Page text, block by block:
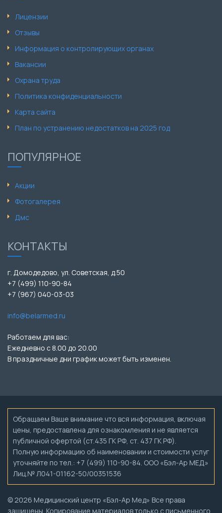
Лицензии
Отзывы
Информация о контролирующих органах
Вакансии
Охрана труда
Политика конфиденциальности
Карта сайта
План по устранению недостатков на 2025 год
ПОПУЛЯРНОЕ
Акции
Фотогалерея
Дмс
КОНТАКТЫ
г. Домодедово, ул. Советская, д.50
+7 (499) 110-90-84
+7 (967) 040-03-03
info@belarmed.ru
Работаем для вас:
Ежедневно с 8.00 до 20.00
В праздничные дни график может быть изменен.
Обращаем Ваше внимание что вся информация, включая
цены, предоставлена для ознакомления и не является
публичной офертой (ст.435 ГК РФ, ст. 437 ГК РФ).
Полную информацию об наименовании и стоимости услуг
уточняйте по тел.: +7 (499) 110-90-84. ООО «Бэл-Ар МЕД»
Лиц.№ Л041-01162-50/00351536
© 2026 Медицинский центр «Бэл-Ар Мед» Все права
защищены. Копирование материалов только с письменного